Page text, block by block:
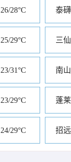
26/28°C 泰
25/29°C 三
23/31°C 南
23/29°C 蓬
24/29°C